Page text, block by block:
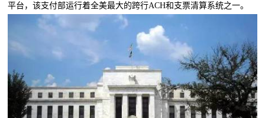
平台，该支付部运行着全美最大的跨行ACH和支票清算系统之一。